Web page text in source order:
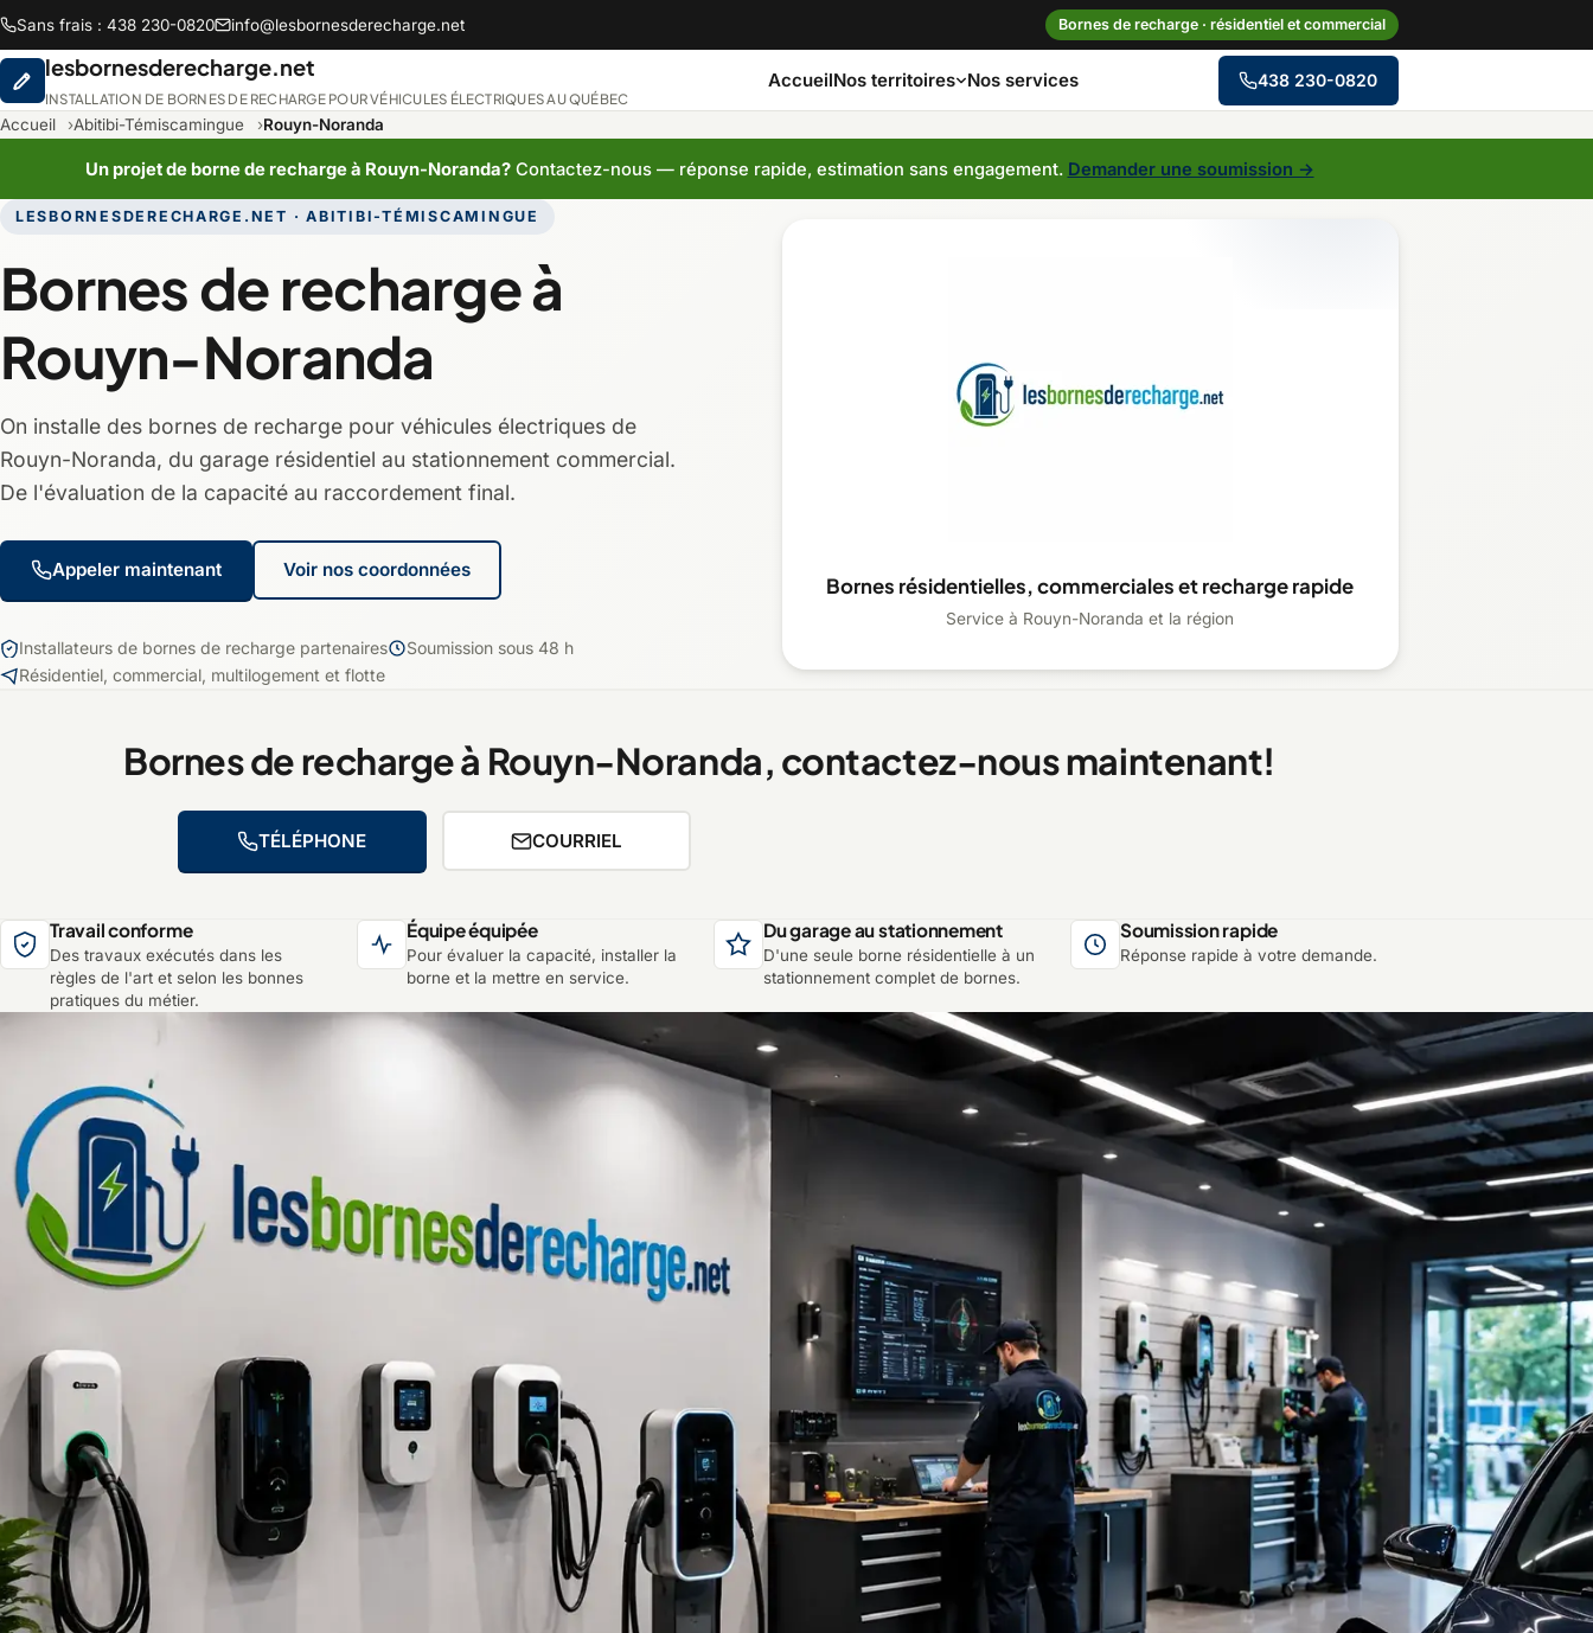
Sans frais : 438 230-0820 info@lesbornesderecharge.net Bornes de recharge · résidentiel et commercial
lesbornesderecharge.net
INSTALLATION DE BORNES DE RECHARGE POUR VÉHICULES ÉLECTRIQUES AU QUÉBEC
AccueilNos territoires
Chaudière-Appalaches
Lanaudière Laval Mauricie
Montréal Montérégie
Nos services 438 230-0820
Accueil Abitibi-Témiscamingue Rouyn-Noranda
Un projet de borne de recharge à Rouyn-Noranda?Contactez-nous — réponse rapide, estimation sans engagement. Demander une soumission →
LESBORNESDERECHARGE.NET · ABITIBI-TÉMISCAMINGUE
Bornes de recharge à
Rouyn-Noranda
On installe des bornes de recharge pour véhicules électriques de
Rouyn-Noranda, du garage résidentiel au stationnement commercial.
De l'évaluation de la capacité au raccordement final.
Appeler maintenant Voir nos coordonnées
Installateurs de bornes de recharge partenaires
Soumission sous 48 h
Résidentiel, commercial, multilogement et flotte
Bornes résidentielles, commerciales et recharge rapide
Service à Rouyn-Noranda et la région
Bornes de recharge à Rouyn-Noranda, contactez-nous maintenant!
TÉLÉPHONE COURRIEL
Travail conforme
Des travaux exécutés dans les
règles de l'art et selon les bonnes
pratiques du métier.
Équipe équipée
Pour évaluer la capacité, installer la
borne et la mettre en service.
Du garage au stationnement
D'une seule borne résidentielle à un
stationnement complet de bornes.
Soumission rapide
Réponse rapide à votre demande.